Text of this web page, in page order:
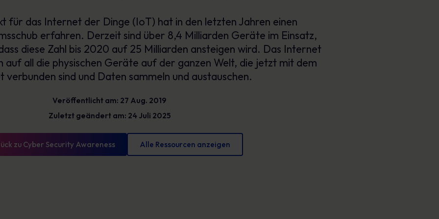
vorweisen können
Definitionen zur Cybersicherheit, die Sie kennen
sollten
Fesselndes Bildmaterial, das jeden Tag sicheres
Verhalten fördert.
für das Internet der Dinge (IoT) hat in den letzten Jahren einen
erfahren. Derzeit sind über 8,4 Milliarden Geräte im Einsatz,
diese Zahl bis 2020 auf 25 Milliarden ansteigen wird. Das Internet
auf all die physischen Geräte auf der ganzen Welt, die jetzt mit dem
verbunden sind und Daten sammeln und austauschen.
Veröffentlicht am: 27 Aug. 2019
Zuletzt geändert am: 24 Juli 2025
zu Cyber Security Awareness Alle Ressourcen anzeigen